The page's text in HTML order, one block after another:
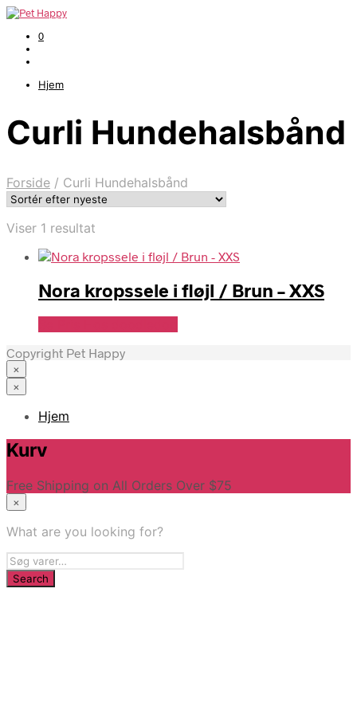
0
Hjem
Curli Hundehalsbånd
Forside / Curli Hundehalsbånd
Viser 1 resultat
Nora kropssele i fløjl / Brun – XXS
Copyright Pet Happy
×
×
Hjem
Kurv
Free Shipping on All Orders Over $75
×
What are you looking for?